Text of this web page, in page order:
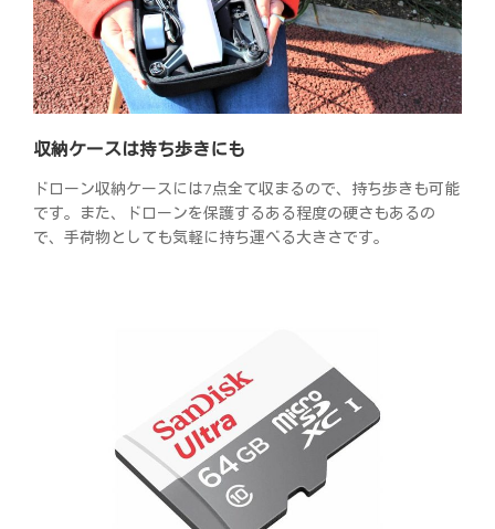
収納ケースは持ち歩きにも
ドローン収納ケースには7点全て収まるので、持ち歩きも可能
です。また、ドローンを保護するある程度の硬さもあるの
で、手荷物としても気軽に持ち運べる大きさです。